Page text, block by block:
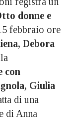
donne e
febbraio ore
Debora
con
Giulia
di una
di Anna